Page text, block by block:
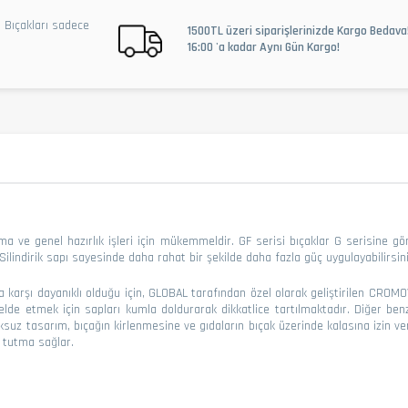
sadece
1500TL üzeri siparişlerinizde Kargo
16:00 'a kadar Aynı Gün Kargo!
ve genel hazırlık işleri için mükemmeldir. GF serisi bıçaklar G serisine
sapı sayesinde daha rahat bir şekilde daha fazla güç
dayanıklı olduğu için, GLOBAL tarafından özel olarak geliştirilen
etmek için sapları kumla doldurarak dikkatlice tartılmaktadır. Diğer
tasarım, bıçağın kirlenmesine ve gıdaların bıçak üzerinde kalasına
tutma sağlar.